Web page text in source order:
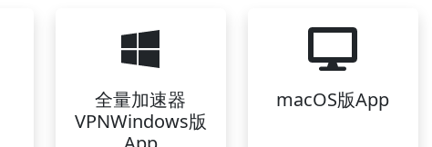
全量加速器
VPNWindows版
macOS版App